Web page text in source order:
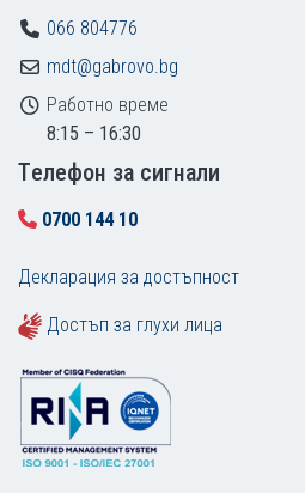
066 804776
mdt@gabrovo.bg
Работно време
8:15 – 16:30
Tелефон за сигнали
0700 144 10
Декларация за достъпност
Достъп за глухи лица